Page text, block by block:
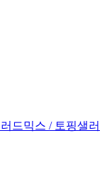
드믹스 / 토핑샐러